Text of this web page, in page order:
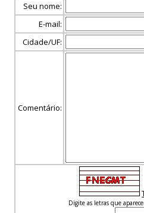
Seu nome:
E-mail:
Cidade/UF:
Comentário:
Digite as letras que